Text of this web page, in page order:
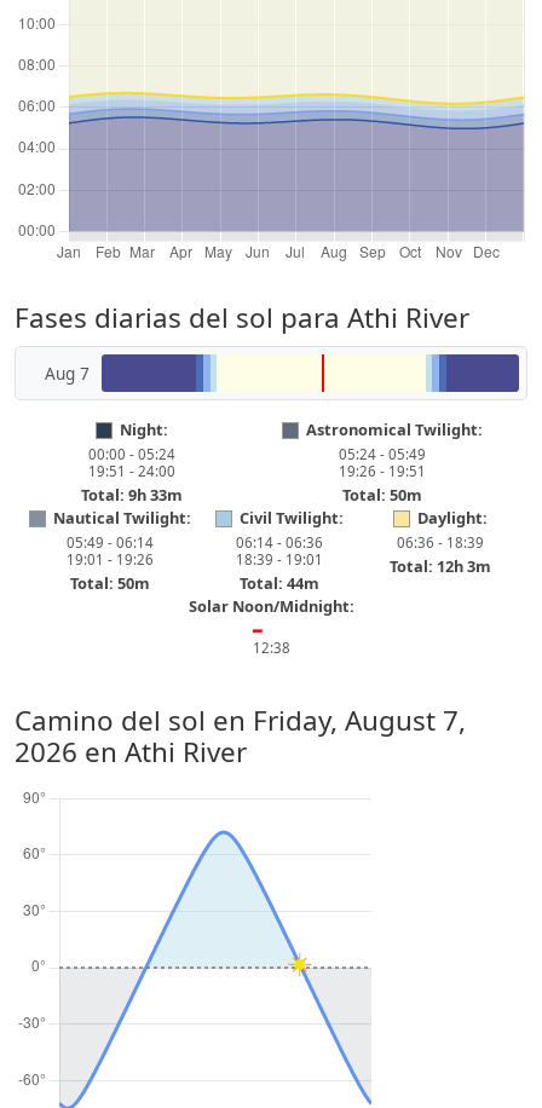
Fases diarias del sol para Athi River
Aug 7
Night:
00:00 - 05:24
19:51 - 24:00
Total: 9h 33m
Astronomical Twilight:
05:24 - 05:49
19:26 - 19:51
Total: 50m
Nautical Twilight:
05:49 - 06:14
19:01 - 19:26
Total: 50m
Civil Twilight:
06:14 - 06:36
18:39 - 19:01
Total: 44m
Daylight:
06:36 - 18:39
Total: 12h 3m
Solar Noon/Midnight:
━
12:38
Camino del sol en Friday, August 7,
2026 en Athi River